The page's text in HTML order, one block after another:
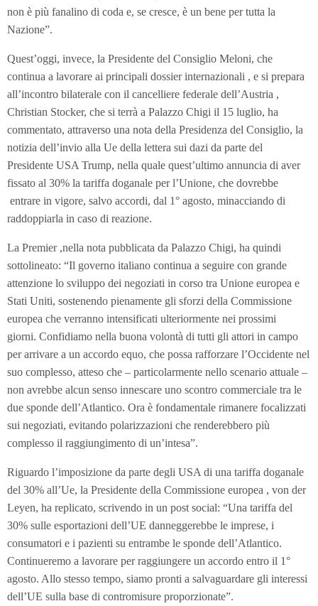
non è più fanalino di coda e, se cresce, è un bene per tutta la
Nazione”.
Quest’oggi, invece, la Presidente del Consiglio Meloni, che
continua a lavorare ai principali dossier internazionali , e si prepara
all’incontro bilaterale con il cancelliere federale dell’Austria ,
Christian Stocker, che si terrà a Palazzo Chigi il 15 luglio, ha
commentato, attraverso una nota della Presidenza del Consiglio, la
notizia dell’invio alla Ue della lettera sui dazi da parte del
Presidente USA Trump, nella quale quest’ultimo annuncia di aver
fissato al 30% la tariffa doganale per l’Unione, che dovrebbe
entrare in vigore, salvo accordi, dal 1° agosto, minacciando di
raddoppiarla in caso di reazione.
La Premier ,nella nota pubblicata da Palazzo Chigi, ha quindi
sottolineato: “Il governo italiano continua a seguire con grande
attenzione lo sviluppo dei negoziati in corso tra Unione europea e
Stati Uniti, sostenendo pienamente gli sforzi della Commissione
europea che verranno intensificati ulteriormente nei prossimi
giorni. Confidiamo nella buona volontà di tutti gli attori in campo
per arrivare a un accordo equo, che possa rafforzare l’Occidente nel
suo complesso, atteso che – particolarmente nello scenario attuale –
non avrebbe alcun senso innescare uno scontro commerciale tra le
due sponde dell’Atlantico. Ora è fondamentale rimanere focalizzati
sui negoziati, evitando polarizzazioni che renderebbero più
complesso il raggiungimento di un’intesa”.
Riguardo l’imposizione da parte degli USA di una tariffa doganale
del 30% all’Ue, la Presidente della Commissione europea , von der
Leyen, ha replicato, scrivendo in un post social: “Una tariffa del
30% sulle esportazioni dell’UE danneggerebbe le imprese, i
consumatori e i pazienti su entrambe le sponde dell’Atlantico.
Continueremo a lavorare per raggiungere un accordo entro il 1°
agosto. Allo stesso tempo, siamo pronti a salvaguardare gli interessi
dell’UE sulla base di contromisure proporzionate”.